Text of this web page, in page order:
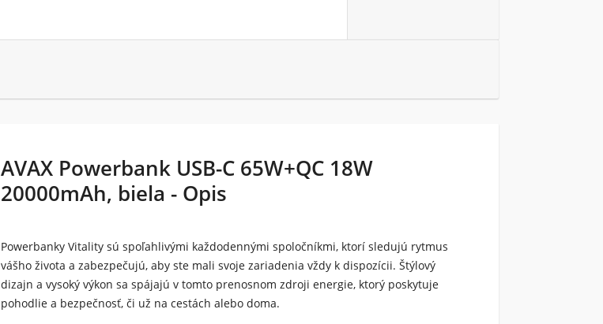
AVAX Powerbank USB-C 65W+QC 18W
20000mAh, biela - Opis
Powerbanky Vitality sú spoľahlivými každodennými spoločníkmi, ktorí sledujú rytmus
vášho života a zabezpečujú, aby ste mali svoje zariadenia vždy k dispozícii. Štýlový
dizajn a vysoký výkon sa spájajú v tomto prenosnom zdroji energie, ktorý poskytuje
pohodlie a bezpečnosť, či už na cestách alebo doma.